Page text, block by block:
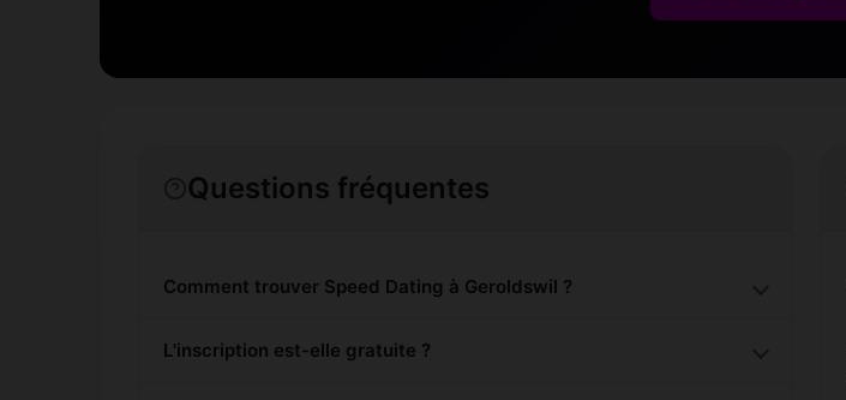
Questions fréquentes
Comment trouver Speed Dating à Geroldswil ?
L'inscription est-elle gratuite ?